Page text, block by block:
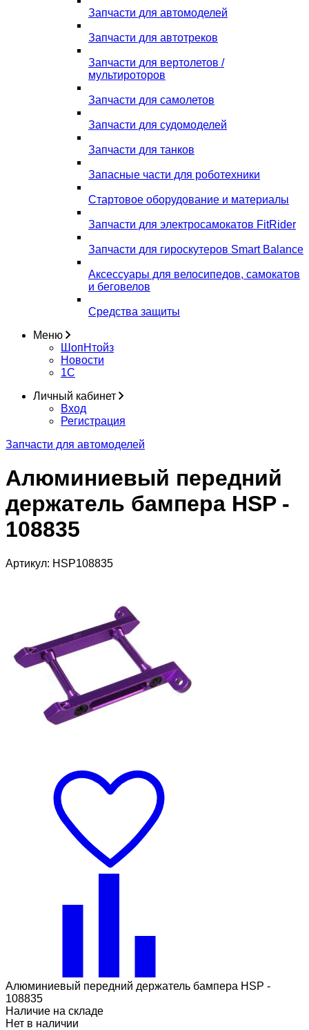
Запчасти для автомоделей
Запчасти для автотреков
Запчасти для вертолетов /
мультироторов
Запчасти для самолетов
Запчасти для судомоделей
Запчасти для танков
Запасные части для роботехники
Стартовое оборудование и материалы
Запчасти для электросамокатов FitRider
Запчасти для гироскутеров Smart Balance
Аксессуары для велосипедов, самокатов
и беговелов
Средства защиты
Меню
ШопНтойз
Новости
1C
Личный кабинет
Вход
Регистрация
Запчасти для автомоделей
Алюминиевый передний
держатель бампера HSP -
108835
Артикул: HSP108835
Алюминиевый передний держатель бампера HSP -
108835
Наличие на складе
Нет в наличии